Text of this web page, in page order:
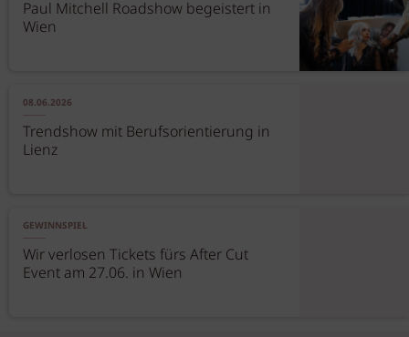
Paul Mitchell Roadshow begeistert in
Wien
08.06.2026
Trendshow mit Berufsorientierung in
Lienz
GEWINNSPIEL
Wir verlosen Tickets fürs After Cut
Event am 27.06. in Wien